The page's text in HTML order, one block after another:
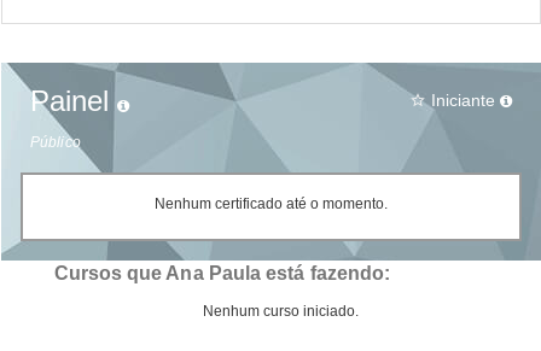
Painel
Público
star_border Iniciante
Nenhum certificado até o momento.
Cursos que Ana Paula está fazendo:
Nenhum curso iniciado.